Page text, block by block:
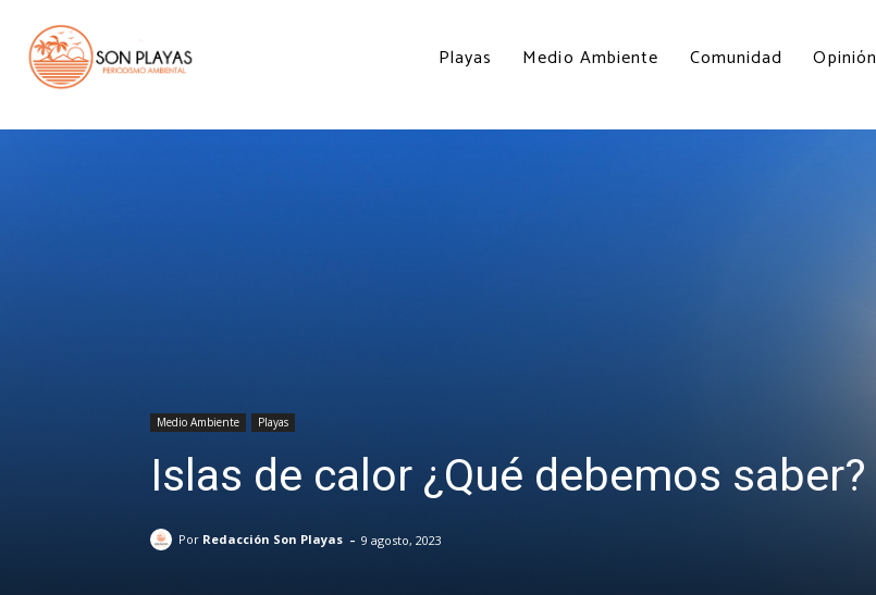
Playas Medio Ambiente Comunidad Opinión
Inicio Medio Ambiente
Medio Ambiente Playas
Islas de calor ¿Qué debemos saber?
Por Redacción Son Playas - 9 agosto, 2023